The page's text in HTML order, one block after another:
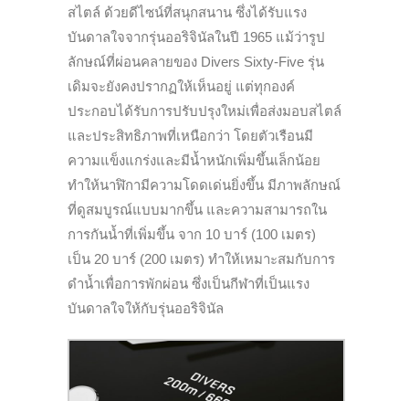
สไตล์ ด้วยดีไซน์ที่สนุกสนาน ซึ่งได้รับแรง
บันดาลใจจากรุ่นออริจินัลในปี 1965 แม้ว่ารูป
ลักษณ์ที่ผ่อนคลายของ Divers Sixty-Five รุ่น
เดิมจะยังคงปรากฏให้เห็นอยู่ แต่ทุกองค์
ประกอบได้รับการปรับปรุงใหม่เพื่อส่งมอบสไตล์
และประสิทธิภาพที่เหนือกว่า โดยตัวเรือนมี
ความแข็งแกร่งและมีน้ำหนักเพิ่มขึ้นเล็กน้อย
ทำให้นาฬิกามีความโดดเด่นยิ่งขึ้น มีภาพลักษณ์
ที่ดูสมบูรณ์แบบมากขึ้น และความสามารถใน
การกันน้ำที่เพิ่มขึ้น จาก 10 บาร์ (100 เมตร)
เป็น 20 บาร์ (200 เมตร) ทำให้เหมาะสมกับการ
ดำน้ำเพื่อการพักผ่อน ซึ่งเป็นกีฬาที่เป็นแรง
บันดาลใจให้กับรุ่นออริจินัล